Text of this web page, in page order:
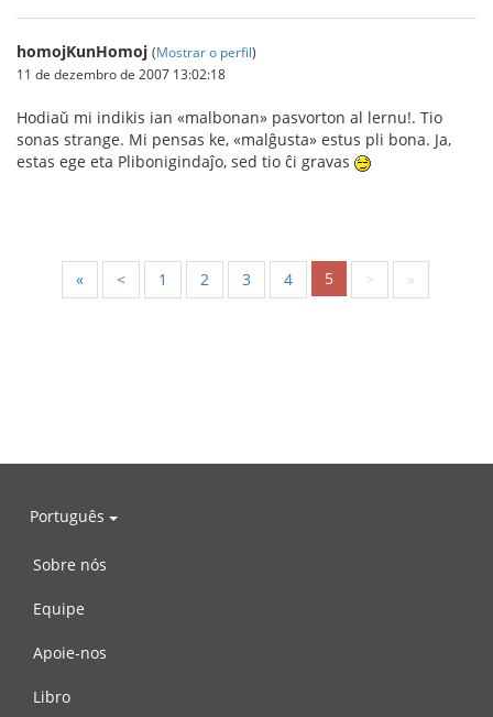
homojKunHomoj (Mostrar o perfil)
11 de dezembro de 2007 13:02:18
Hodiaŭ mi indikis ian «malbonan» pasvorton al lernu!. Tio
sonas strange. Mi pensas ke, «malĝusta» estus pli bona. Ja,
estas ege eta Plibonigindaĵo, sed tio ĉi gravas
« < 1 2 3 4 5 > »
Português
Sobre nós
Equipe
Apoie-nos
Libro